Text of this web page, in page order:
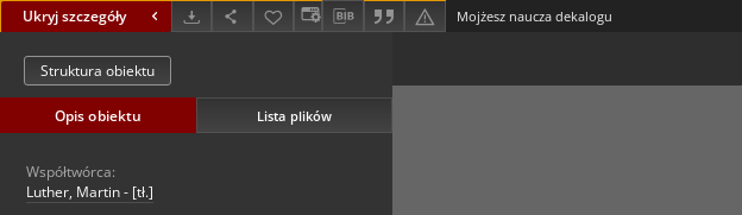
Ukryj szczegóły Mojżesz naucza dekalogu
Struktura obiektu
Opis obiektu Lista plików
Współtwórca:
Luther, Martin - [tł.]